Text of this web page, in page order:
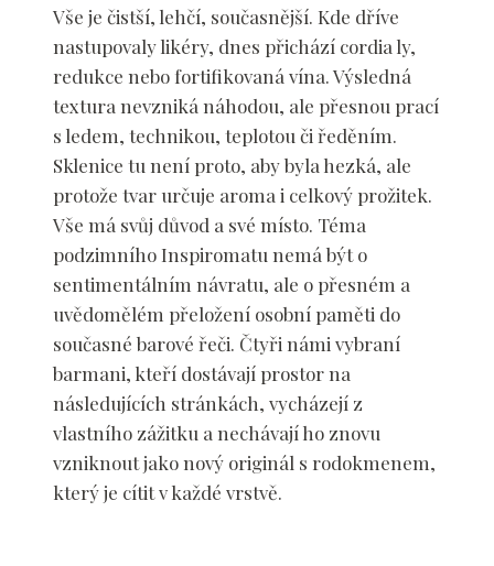
Vše je čistší, lehčí, současnější. Kde dříve
nastupovaly likéry, dnes přichází cordia ly,
redukce nebo fortifikovaná vína. Výsledná
textura nevzniká náhodou, ale přesnou prací
s ledem, technikou, teplotou či ředěním.
Sklenice tu není proto, aby byla hezká, ale
protože tvar určuje aroma i celkový prožitek.
Vše má svůj důvod a své místo. Téma
podzimního Inspiromatu nemá být o
sentimentálním návratu, ale o přesném a
uvědomělém přeložení osobní paměti do
současné barové řeči. Čtyři námi vybraní
barmani, kteří dostávají prostor na
následujících stránkách, vycházejí z
vlastního zážitku a nechávají ho znovu
vzniknout jako nový originál s rodokmenem,
který je cítit v každé vrstvě.